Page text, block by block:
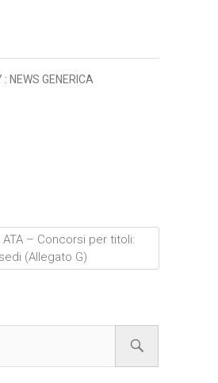
: NEWS GENERICA
– Concorsi per titoli:
(Allegato G)